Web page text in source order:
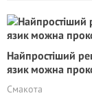
Найпростіший
язик можна
Смакота